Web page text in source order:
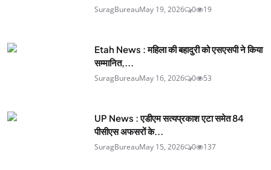
SuragBureauMay 19, 2026 0 19
Etah News : महिला की बहादुरी को एसएसपी ने किया
सम्मानित,...
SuragBureauMay 16, 2026 0 53
UP News : एडीएम सत्यप्रकाश एटा समेत 84
पीसीएस अफसरों के...
SuragBureauMay 15, 2026 0 137